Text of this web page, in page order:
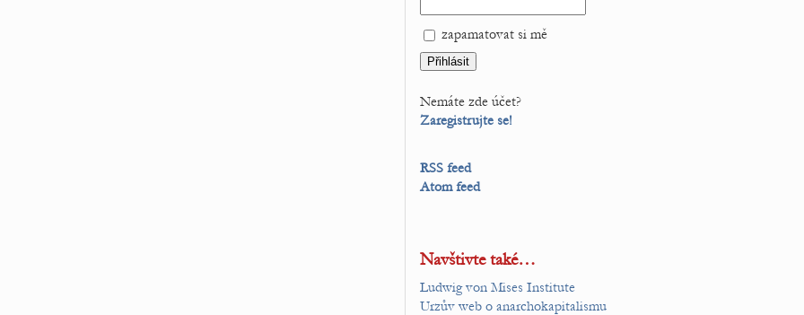
zapamatovat si mě
Nemáte zde účet?
Zaregistrujte se!
RSS feed
Atom feed
Navštivte také…
Ludwig von Mises Institute
Urzův web o anarchokapitalismu